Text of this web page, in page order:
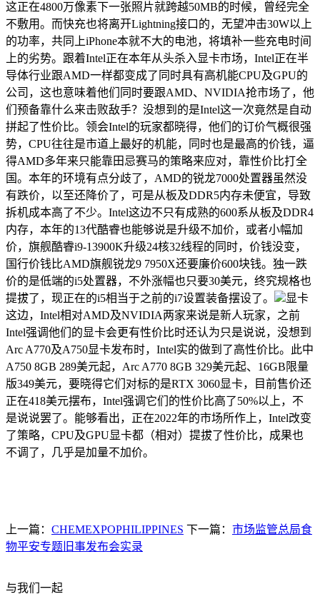
这正在4800万像素下一张照片就跨越50MB的时候，曾经完全
不敷用。而快充也将离开Lightning接口的，无望冲击30W以上
的功率，共同上iPhone本就不大的电池，将填补一些充电时间
上的劣势。跟着Intel正在本年从头杀入显卡市场，Intel正在半
导体行业跟AMD一样都变成了同时具有高机能CPU及GPU的
公司，这也意味着他们同时要跟AMD、NVIDIA抢市场了，他
们预备靠什么来击败敌手？没想到的是Intel这一次竟然是自动
拼起了性价比。领会Intel的玩家都晓得，他们的订价气概很强
势，CPU往往是市道上最好的机能，同时也是最高的价钱，逼
得AMD多年来只能靠田忌赛马的策略来应对，靠性价比打全
国。本年的环境有点分歧了，AMD的锐龙7000处置器虽然没
有跌价，以至还降价了，可是从板及DDR5内存未便宜，导致
拆机成本高了不少。Intel这边不只有成熟的600系从板及DDR4
内存，本年的13代酷睿也能够说是升级不加价，或者小幅加
价，旗舰酷睿i9-13900K升级24核32线程的同时，价钱没变，
国行价钱比AMD旗舰锐龙9 7950X还要廉价600块钱。独一跌
价的是低端的i5处置器，不外涨幅也只要30美元，终究规格也
提拔了，现正在的i5相当于之前的i7设置装备摆设了。
显卡
这边，Intel相对AMD及NVIDIA两家来说是新人玩家，之前
Intel强调他们的显卡会更有性价比时还认为只是说说，没想到
Arc A770及A750显卡发布时，Intel实的做到了高性价比。此中
A750 8GB 289美元起，Arc A770 8GB 329美元起、16GB限量
版349美元，要晓得它们对标的是RTX 3060显卡，目前售价还
正在418美元摆布，Intel强调它们的性价比高了50%以上，不
是说说罢了。能够看出，正在2022年的市场所作上，Intel改变
了策略，CPU及GPU显卡都（相对）提拔了性价比，成果也
不调了，几乎是加量不加价。
上一篇： CHEMEXPOPHILIPPINES 下一篇： 市场监管总局食
物平安专题旧事发布会实录
与我们一起